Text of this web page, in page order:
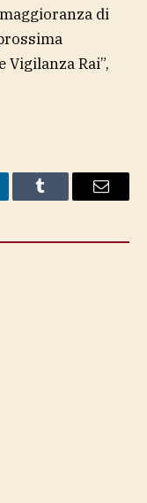
di
Rai”,
Tumblr Email